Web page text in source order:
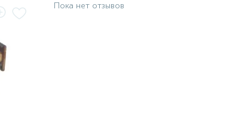
Пока нет отзывов